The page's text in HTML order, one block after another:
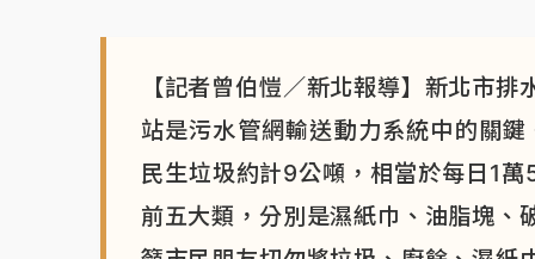
【記者曾伯愷／新北報導】新北市
站是污水管網輸送動力系統中的關
民生垃圾約計9公噸，相當於每日1
前五大類，分別是濕紙巾、油脂塊、